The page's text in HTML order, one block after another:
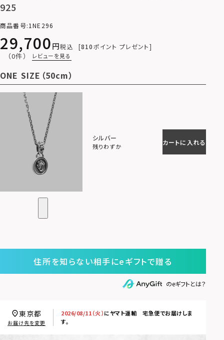
925
商品番号 1NE296
29,700 税込 810ポイント プレゼント
（0件） レビューを見る
ONE SIZE（50cm）
シルバー
残りわずか
カートに入れる
住所を知らない相手にeギフトで贈る
のeギフトとは？
2026/08/11（火）にヤマト運輸 宅急便でお届けしま
す。
東京都
お届け先を変更